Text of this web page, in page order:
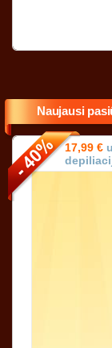
Naujausi
17,99 €
Vilniuje!